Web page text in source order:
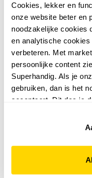
Cookies, lekker en
onze website beter en
noodzakelijke cookies
en analytische
verbeteren. Met
persoonlijke content
Superhandig. Als je
gebruiken, dan is het
accepteert. Dit doe je
website niet optimaal